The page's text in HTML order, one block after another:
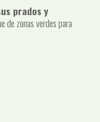
prados y
de zonas verdes para